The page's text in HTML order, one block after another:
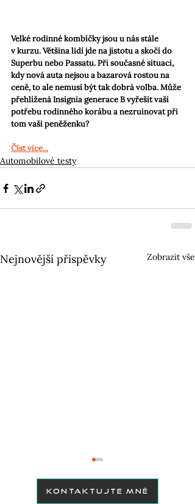
Velké rodinné kombíčky jsou u nás stále
v kurzu. Většina lidí jde na jistotu a skočí do
Superbu nebo Passatu. Při současné situaci,
kdy nová auta nejsou a bazarová rostou na
ceně, to ale nemusí být tak dobrá volba. Může
přehlížená Insignia generace B vyřešit vaši
potřebu rodinného korábu a nezruinovat při
tom vaši peněženku?
Číst více...
Automobilové testy
Nejnovější příspěvky Zobrazit vše
KONTAKTUJTE MNĚ